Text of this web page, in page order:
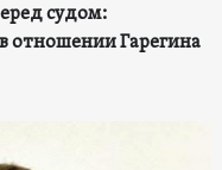
судом:
отношении Гарегина